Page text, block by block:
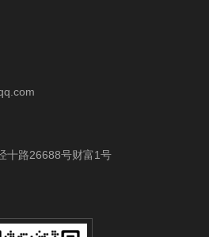
十路26688号财富1号